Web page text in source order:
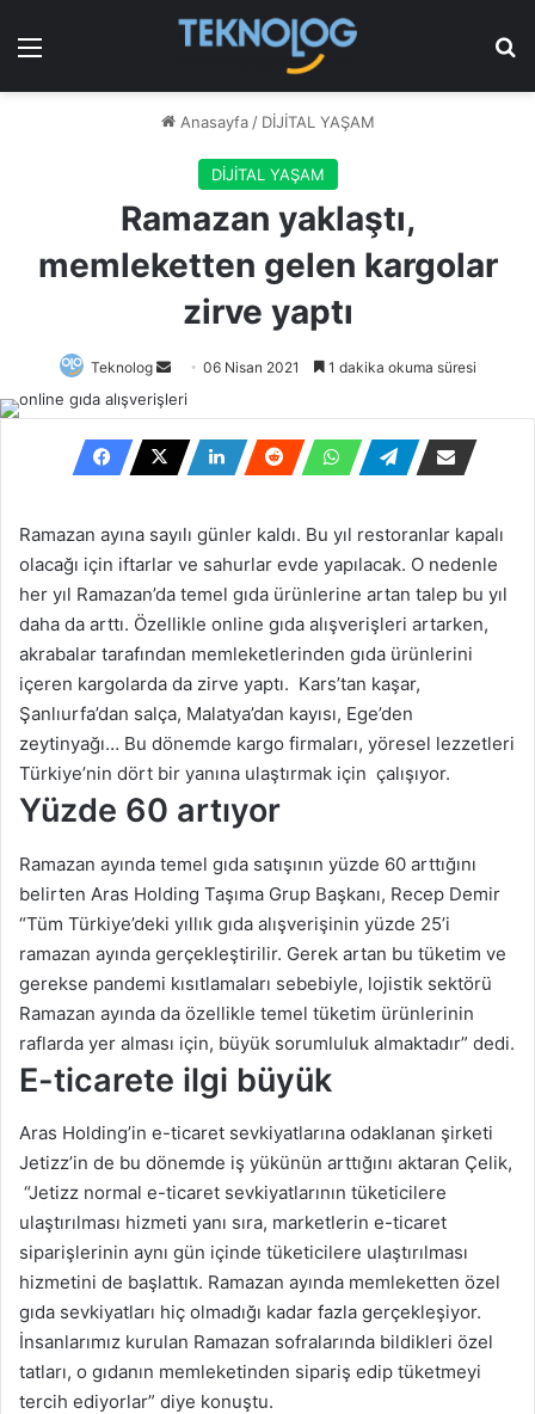
Menü
Anasayfa / DİJİTAL YAŞAM
DİJİTAL YAŞAM
Ramazan yaklaştı,
memleketten gelen kargolar
zirve yaptı
Teknolog
Bir
e-
posta
göndermek
06 Nisan 2021 1 dakika okuma süresi
Ramazan ayına sayılı günler kaldı. Bu yıl restoranlar kapalı
olacağı için iftarlar ve sahurlar evde yapılacak. O nedenle
her yıl Ramazan’da temel gıda ürünlerine artan talep bu yıl
daha da arttı. Özellikle online gıda alışverişleri artarken,
akrabalar tarafından memleketlerinden gıda ürünlerini
içeren kargolarda da zirve yaptı. Kars’tan kaşar,
Şanlıurfa’dan salça, Malatya’dan kayısı, Ege’den
zeytinyağı… Bu dönemde kargo firmaları, yöresel lezzetleri
Türkiye’nin dört bir yanına ulaştırmak için çalışıyor.
Yüzde 60 artıyor
Ramazan ayında temel gıda satışının yüzde 60 arttığını
belirten Aras Holding Taşıma Grup Başkanı, Recep Demir
“Tüm Türkiye’deki yıllık gıda alışverişinin yüzde 25’i
ramazan ayında gerçekleştirilir. Gerek artan bu tüketim ve
gerekse pandemi kısıtlamaları sebebiyle, lojistik sektörü
Ramazan ayında da özellikle temel tüketim ürünlerinin
raflarda yer alması için, büyük sorumluluk almaktadır” dedi.
E-ticarete ilgi büyük
Aras Holding’in e-ticaret sevkiyatlarına odaklanan şirketi
Jetizz’in de bu dönemde iş yükünün arttığını aktaran Çelik,
“Jetizz normal e-ticaret sevkiyatlarının tüketicilere
ulaştırılması hizmeti yanı sıra, marketlerin e-ticaret
siparişlerinin aynı gün içinde tüketicilere ulaştırılması
hizmetini de başlattık. Ramazan ayında memleketten özel
gıda sevkiyatları hiç olmadığı kadar fazla gerçekleşiyor.
İnsanlarımız kurulan Ramazan sofralarında bildikleri özel
tatları, o gıdanın memleketinden sipariş edip tüketmeyi
tercih ediyorlar” diye konuştu.